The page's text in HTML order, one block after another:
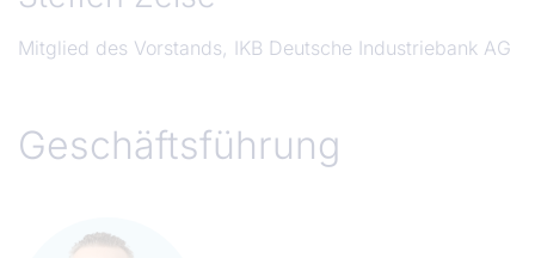
Mitglied des Vorstands, IKB Deutsche Industriebank AG
Geschäftsführung